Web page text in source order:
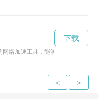
网络加速工具，能够优化网络连接
下载
< >